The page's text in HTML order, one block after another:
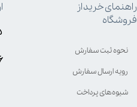
راهنمای خرید از
فروشگاه
نحوه ثبت سفارش
رویه ارسال سفارش
شیوه‌های پرداخت